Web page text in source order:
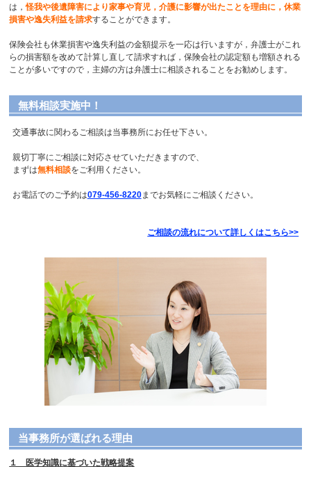
は，怪我や後遺障害により家事や育児，介護に影響が出たことを理由に，休業
損害や逸失利益を請求することができます。
保険会社も休業損害や逸失利益の金額提示を一応は行いますが，弁護士がこれ
らの損害額を改めて計算し直して請求すれば，保険会社の認定額も増額される
ことが多いですので，主婦の方は弁護士に相談されることをお勧めします。
無料相談実施中！
交通事故に関わるご相談は当事務所にお任せ下さい。
親切丁寧にご相談に対応させていただきますので、
まずは無料相談をご利用ください。
お電話でのご予約は079-456-8220までお気軽にご相談ください。
ご相談の流れについて詳しくはこちら>>
当事務所が選ばれる理由
１ 医学知識に基づいた戦略提案